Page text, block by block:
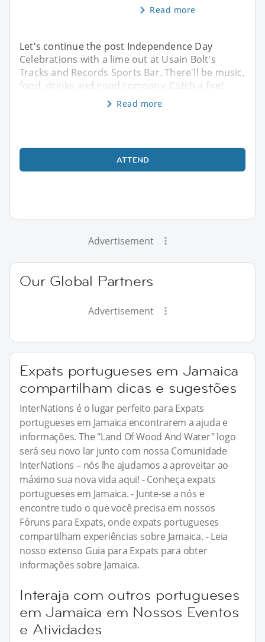
Read more
Let's continue the post Independence Day
Celebrations with a lime out at Usain Bolt's
Tracks and Records Sports Bar. There'll be music,
food, drinks and good company. Catch a fire!
Read more
ATTEND
Advertisement
Our Global Partners
Advertisement
Expats portugueses em Jamaica
compartilham dicas e sugestões
InterNations é o lugar perfeito para Expats
portugueses em Jamaica encontrarem a ajuda e
informações. The "Land Of Wood And Water" logo
será seu novo lar junto com nossa Comunidade
InterNations – nós lhe ajudamos a aproveitar ao
máximo sua nova vida aqui! - Conheça expats
portugueses em Jamaica. - Junte-se a nós e
encontre tudo o que você precisa em nossos
Fóruns para Expats, onde expats portugueses
compartilham experiências sobre Jamaica. - Leia
nosso extenso Guia para Expats para obter
informações sobre Jamaica.
Interaja com outros portugueses
em Jamaica em Nossos Eventos
e Atividades